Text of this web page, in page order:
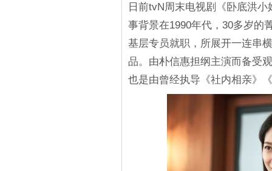
日前tvN周末电视剧《卧底洪
事背景在1990年代，30多岁的
基层专员就职，所展开一连串
品。由朴信惠担纲主演而备受
也是由曾经执导《社内相亲》